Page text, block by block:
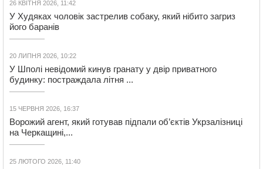
26 КВІТНЯ 2026, 11:42
У Худяках чоловік застрелив собаку, який нібито загриз
його баранів
20 ЛИПНЯ 2026, 10:22
У Шполі невідомий кинув гранату у двір приватного
будинку: постраждала літня ...
15 ЧЕРВНЯ 2026, 16:37
Ворожий агент, який готував підпали об’єктів Укрзалізниці
на Черкащині,...
25 ЛЮТОГО 2026, 11:40